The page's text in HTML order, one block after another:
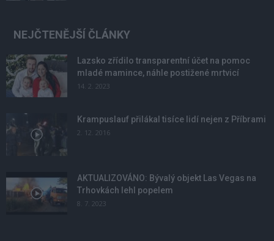
NEJČTENĚJŠÍ ČLÁNKY
Lazsko zřídilo transparentní účet na pomoc
mladé mamince, náhle postižené mrtvicí
14. 2. 2023
Krampuslauf přilákal tisíce lidí nejen z Příbrami
2. 12. 2016
AKTUALIZOVÁNO: Bývalý objekt Las Vegas na
Trhovkách lehl popelem
8. 7. 2023